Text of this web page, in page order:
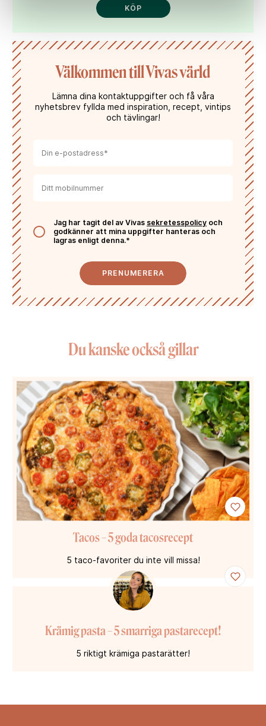
KÖP
Välkommen till Vivas värld
Lämna dina kontaktuppgifter och få våra
nyhetsbrev fyllda med inspiration, recept, vintips
och tävlingar!
Jag har tagit del av Vivas sekretesspolicy och
godkänner att mina uppgifter hanteras och
lagras enligt denna.*
PRENUMERERA
Du kanske också gillar
Tacos – 5 goda tacosrecept
5 taco-favoriter du inte vill missa!
Krämig pasta – 5 smarriga pastarecept!
5 riktigt krämiga pastarätter!